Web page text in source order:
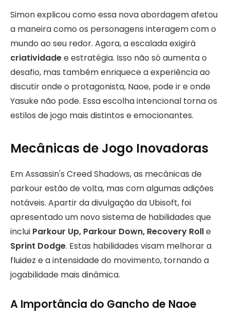
Simon explicou como essa nova abordagem afetou
a maneira como os personagens interagem com o
mundo ao seu redor. Agora, a escalada exigirá
criatividadee estratégia. Isso não só aumenta o
desafio, mas também enriquece a experiência ao
discutir onde o protagonista, Naoe, pode ir e onde
Yasuke não pode. Essa escolha intencional torna os
estilos de jogo mais distintos e emocionantes.
Mecânicas de Jogo Inovadoras
Em Assassin's Creed Shadows, as mecânicas de
parkour estão de volta, mas com algumas adições
notáveis. Apartir da divulgação da Ubisoft, foi
apresentado um novo sistema de habilidades que
inclui Parkour Up, Parkour Down, Recovery Rolle
Sprint Dodge. Estas habilidades visam melhorar a
fluidez e a intensidade do movimento, tornando a
jogabilidade mais dinâmica.
A Importância do Gancho de Naoe